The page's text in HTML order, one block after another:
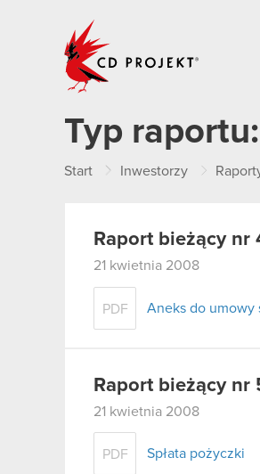
Typ raportu:
Start Inwestorzy
Raport bieżący nr
21 kwietnia 2008
PDF Aneks do umowy
Raport bieżący nr
21 kwietnia 2008
PDF Spłata pożyczki